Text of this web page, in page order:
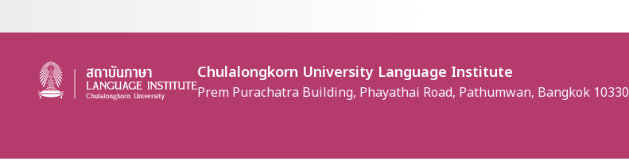
Chulalongkorn University Language Institute
Prem Purachatra Building, Phayathai Road, Pathumwan, Bangkok 10330